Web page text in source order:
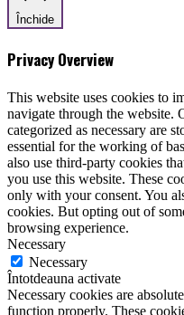
Închide
Privacy Overview
This website uses cookies to
navigate through the website.
categorized as necessary are
essential for the working of
also use third-party cookies
you use this website. These
only with your consent. You
cookies. But opting out of
browsing experience.
Necessary
Necessary
Întotdeauna activate
Necessary cookies are
function properly. These